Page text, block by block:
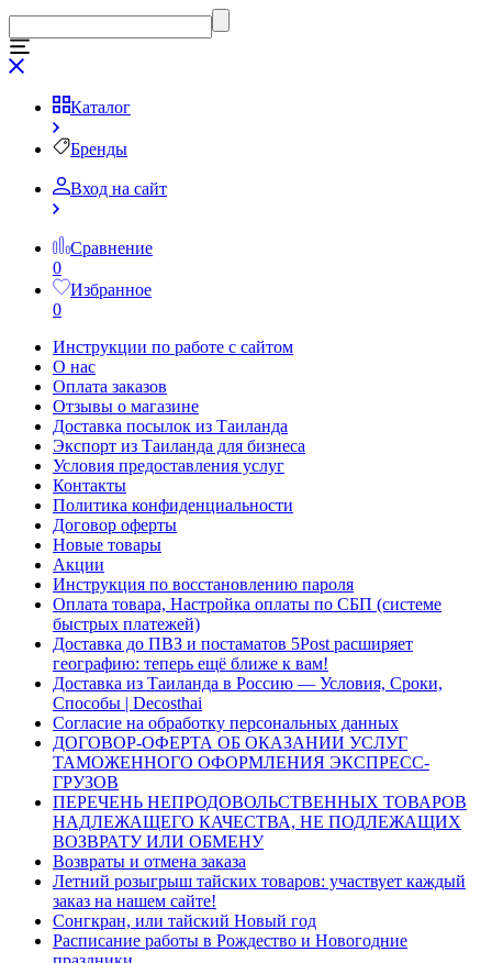
Каталог
Бренды
Вход на сайт
Сравнение
0
Избранное
0
Инструкции по работе с сайтом
О нас
Оплата заказов
Отзывы о магазине
Доставка посылок из Таиланда
Экспорт из Таиланда для бизнеса
Условия предоставления услуг
Контакты
Политика конфиденциальности
Договор оферты
Новые товары
Акции
Инструкция по восстановлению пароля
Оплата товара, Настройка оплаты по СБП (системе
быстрых платежей)
Доставка до ПВЗ и постаматов 5Post расширяет
географию: теперь ещё ближе к вам!
Доставка из Таиланда в Россию — Условия, Сроки,
Способы | Decosthai
Согласие на обработку персональных данных
ДОГОВОР-ОФЕРТА ОБ ОКАЗАНИИ УСЛУГ
ТАМОЖЕННОГО ОФОРМЛЕНИЯ ЭКСПРЕСС-
ГРУЗОВ
ПЕРЕЧЕНЬ НЕПРОДОВОЛЬСТВЕННЫХ ТОВАРОВ
НАДЛЕЖАЩЕГО КАЧЕСТВА, НЕ ПОДЛЕЖАЩИХ
ВОЗВРАТУ ИЛИ ОБМЕНУ
Возвраты и отмена заказа
Летний розыгрыш тайских товаров: участвует каждый
заказ на нашем сайте!
Сонгкран, или тайский Новый год
Расписание работы в Рождество и Новогодние